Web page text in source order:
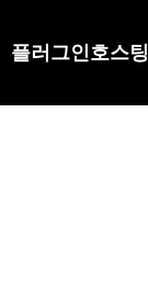
플러그인호스팅